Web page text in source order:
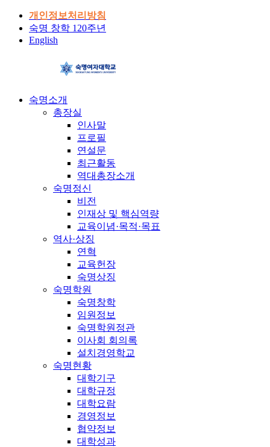
개인정보처리방침
숙명 창학 120주년
English
숙명소개
총장실
인사말
프로필
연설문
최근활동
역대총장소개
숙명정신
비전
인재상 및 핵심역량
교육이념·목적·목표
역사·상징
연혁
교육헌장
숙명상징
숙명학원
숙명창학
임원정보
숙명학원정관
이사회 회의록
설치경영학교
숙명현황
대학기구
대학규정
대학요람
경영정보
협약정보
대학성과